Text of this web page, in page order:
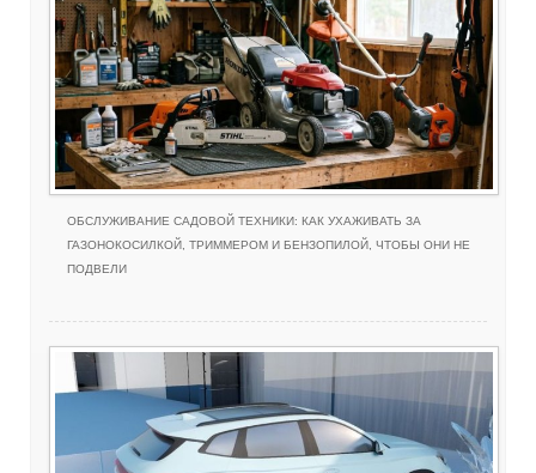
ОБСЛУЖИВАНИЕ САДОВОЙ ТЕХНИКИ: КАК УХАЖИВАТЬ ЗА
ГАЗОНОКОСИЛКОЙ, ТРИММЕРОМ И БЕНЗОПИЛОЙ, ЧТОБЫ ОНИ НЕ
ПОДВЕЛИ